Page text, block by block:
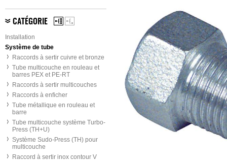
CATÉGORIE
Installation
Système de tube
Raccords à sertir cuivre et bronze
Tube multicouche en rouleau et
barres PEX et PE-RT
Raccords à sertir multicouches
Raccords à enficher
Tube métallique en rouleau et
barre
Tube multicouche système Turbo-
Press (TH+U)
Système Sudo-Press (TH) pour
multicouche
Raccord à sertir inox contour V